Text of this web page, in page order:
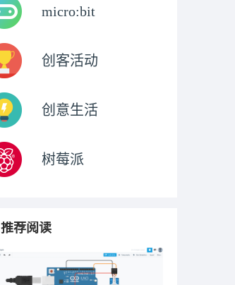
micro:bit
创客活动
创意生活
树莓派
推荐阅读